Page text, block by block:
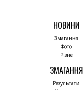
НОВИНИ
Змагання
Фото
Різне
ЗМАГАННЯ
Результати